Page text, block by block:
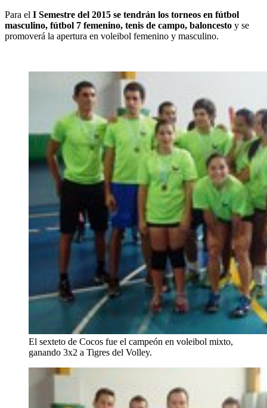
Para el I Semestre del 2015 se tendrán los torneos en fútbol
masculino, fútbol 7 femenino, tenis de campo, baloncesto y se
promoverá la apertura en voleibol femenino y masculino.
El sexteto de Cocos fue el campeón en voleibol mixto,
ganando 3x2 a Tigres del Volley.